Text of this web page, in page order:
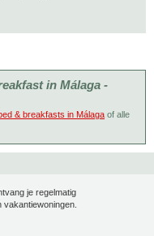
in Málaga -
& breakfasts in Málaga of alle
je regelmatig